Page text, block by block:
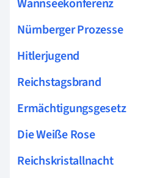
Wannseekonferenz
Nürnberger Prozesse
Hitlerjugend
Reichstagsbrand
Ermächtigungsgesetz
Die Weiße Rose
Reichskristallnacht